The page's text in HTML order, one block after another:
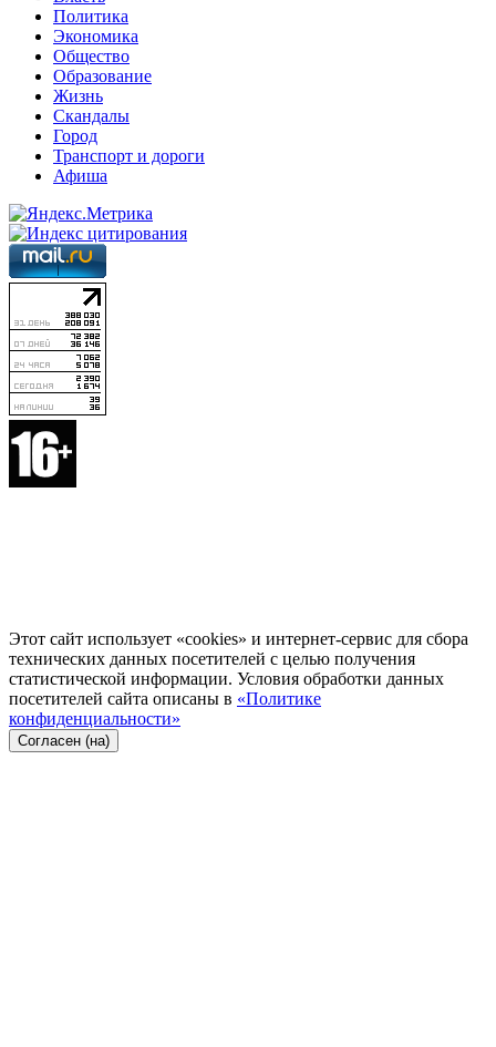
Политика
Экономика
Общество
Образование
Жизнь
Скандалы
Город
Транспорт и дороги
Афиша
Этот сайт использует «cookies» и интернет-сервис для сбора
технических данных посетителей с целью получения
статистической информации. Условия обработки данных
посетителей сайта описаны в «Политике
конфиденциальности»
Согласен (на)